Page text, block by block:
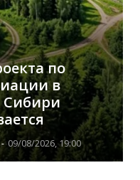
по
в
Сибири
- 09/08/2026, 19:00